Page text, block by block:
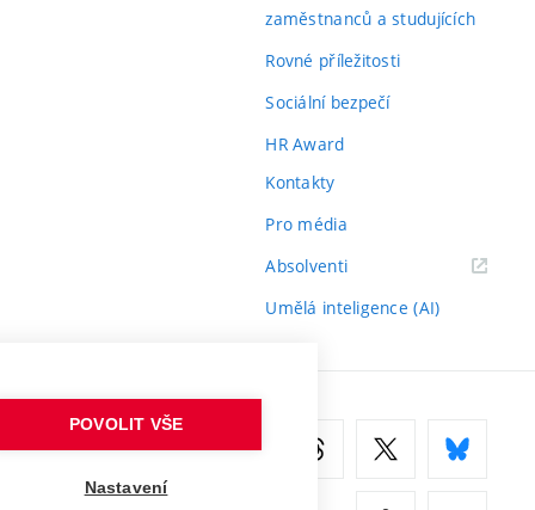
zaměstnanců a studujících
Rovné příležitosti
Sociální bezpečí
HR Award
Kontakty
Pro média
Absolventi(externí
Umělá inteligence (AI)
POVOLIT VŠE
Nastavení